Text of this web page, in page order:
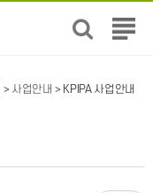
전
뉴
> 사업안내 > KPIPA 사업안내